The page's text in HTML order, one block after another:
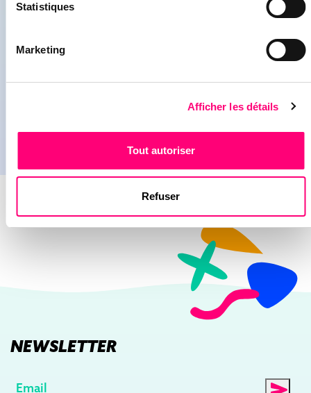
Statistiques
Marketing
Afficher les détails
Tout autoriser
Refuser
COMMENT PRODUWEB A
NEWSLETTER